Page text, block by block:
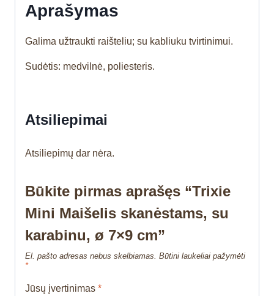
Aprašymas
Galima užtraukti raišteliu; su kabliuku tvirtinimui.
Sudėtis: medvilnė, poliesteris.
Atsiliepimai
Atsiliepimų dar nėra.
Būkite pirmas aprašęs “Trixie
Mini Maišelis skanėstams, su
karabinu, ø 7×9 cm”
El. pašto adresas nebus skelbiamas. Būtini laukeliai pažymėti
*
Jūsų įvertinimas *